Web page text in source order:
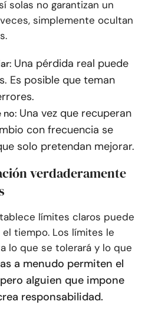
solas no garantizan un
simplemente ocultan
Una pérdida real puede
Es posible que teman
no: Una vez que recuperan
con frecuencia se
solo pretendan mejorar.
verdaderamente
límites claros puede
tiempo. Los límites le
lo que se tolerará y lo que
a menudo permiten el
alguien que impone
responsabilidad.